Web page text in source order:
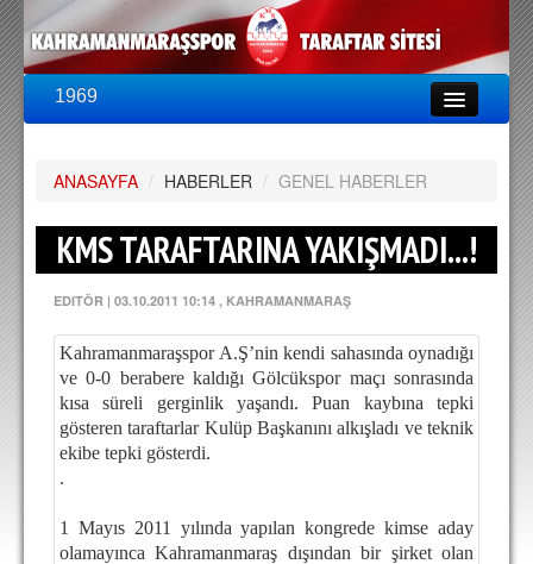
1969
PUAN DURUMU
FİKSTÜR
KADRO
A TAKIM KADROSU
TEKNİK KADRO
TRANSFERLER
TARAFTAR
DEPLASMAN
ANASAYFA / HABERLER / GENEL HABERLER
KMS TARAFTARINA YAKIŞMADI...!
EDITÖR | 03.10.2011 10:14 , KAHRAMANMARAŞ
Kahramanmaraşspor A.Ş’nin kendi sahasında oynadığı
ve 0-0 berabere kaldığı Gölcükspor maçı sonrasında
kısa süreli gerginlik yaşandı. Puan kaybına tepki
gösteren taraftarlar Kulüp Başkanını alkışladı ve teknik
ekibe tepki gösterdi.
.
1 Mayıs 2011 yılında yapılan kongrede kimse aday
olamayınca Kahramanmaraş dışından bir şirket olan